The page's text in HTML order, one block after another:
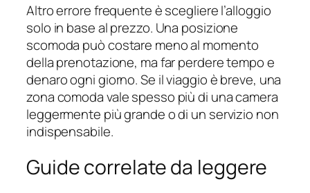
Altro errore frequente è scegliere l’alloggio
solo in base al prezzo. Una posizione
scomoda può costare meno al momento
della prenotazione, ma far perdere tempo e
denaro ogni giorno. Se il viaggio è breve, una
zona comoda vale spesso più di una camera
leggermente più grande o di un servizio non
indispensabile.
Guide correlate da leggere